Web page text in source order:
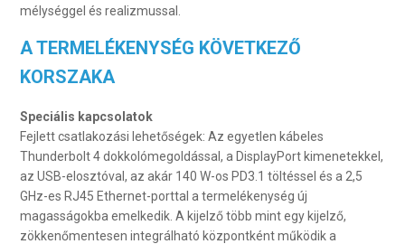
mélységgel és realizmussal.
A TERMELÉKENYSÉG KÖVETKEZŐ
KORSZAKA
Speciális kapcsolatok
Fejlett csatlakozási lehetőségek: Az egyetlen kábeles
Thunderbolt 4 dokkolómegoldással, a DisplayPort kimenetekkel,
az USB-elosztóval, az akár 140 W-os PD3.1 töltéssel és a 2,5
GHz-es RJ45 Ethernet-porttal a termelékenység új
magasságokba emelkedik. A kijelző több mint egy kijelző,
zökkenőmentesen integrálható központként működik a